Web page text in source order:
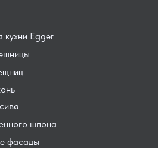
кухни Egger
фасады
шпона